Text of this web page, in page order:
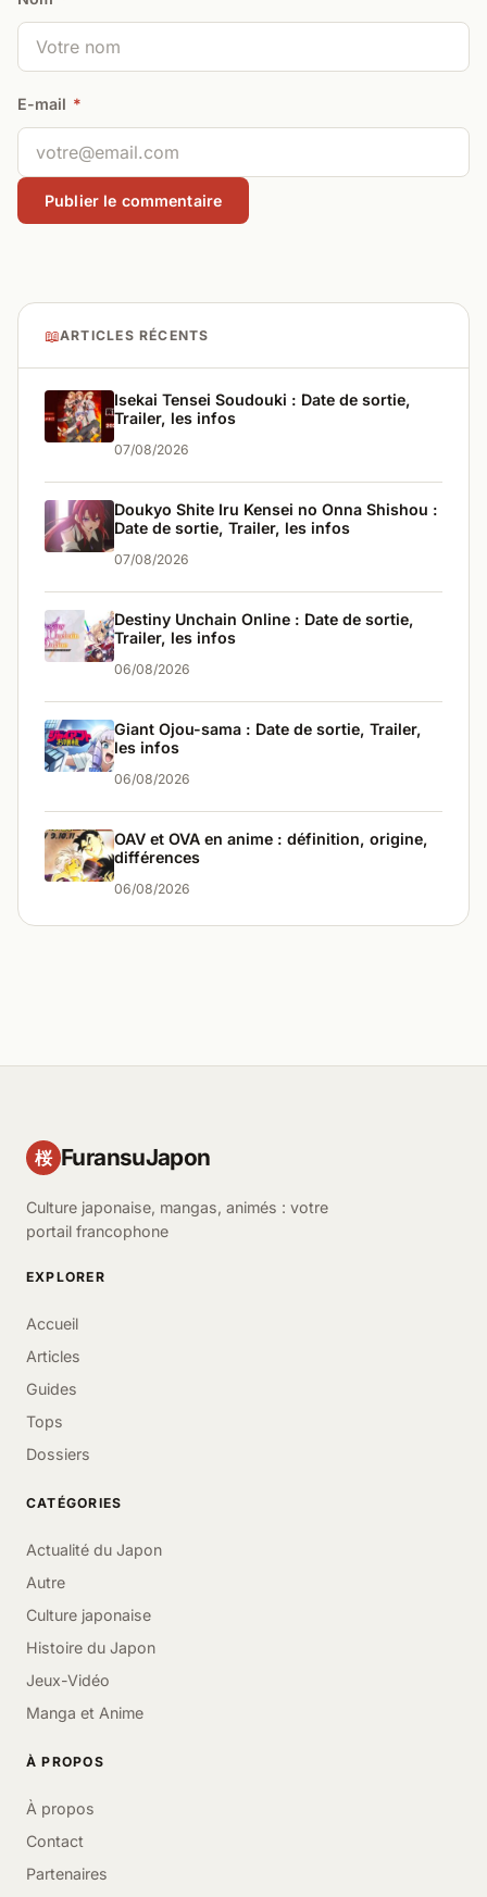
E-mail *
📖ARTICLES RÉCENTS
Isekai Tensei Soudouki : Date de sortie,
Trailer, les infos
07/08/2026
Doukyo Shite Iru Kensei no Onna Shishou :
Date de sortie, Trailer, les infos
07/08/2026
Destiny Unchain Online : Date de sortie,
Trailer, les infos
06/08/2026
Giant Ojou-sama : Date de sortie, Trailer,
les infos
06/08/2026
OAV et OVA en anime : définition, origine,
différences
06/08/2026
桜 FuransuJapon
Culture japonaise, mangas, animés : votre
portail francophone
EXPLORER
Accueil
Articles
Guides
Tops
Dossiers
CATÉGORIES
Actualité du Japon
Autre
Culture japonaise
Histoire du Japon
Jeux-Vidéo
Manga et Anime
À PROPOS
À propos
Contact
Partenaires